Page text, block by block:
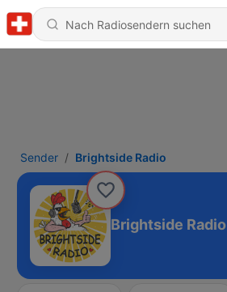
Sender Brightside Radio
Brightside Radio